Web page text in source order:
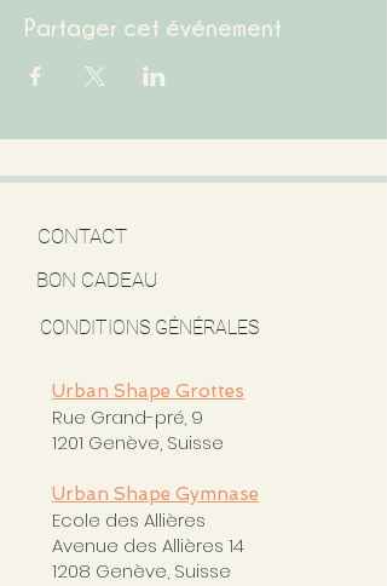
Partager cet événement
CONTACT
BON CADEAU
CONDITIONS GÉNÉRALES
Urban Shape Grottes
Rue Grand-pré, 9
1201 Genève, Suisse
Urban Shape Gymnase
Ecole des Allières
Avenue des Allières 14
1208 Genève, Suisse